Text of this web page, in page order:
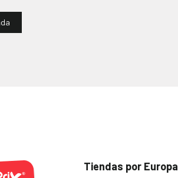
Tiendas por Europa